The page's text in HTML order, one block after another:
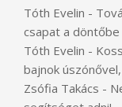
Tóth Evelin -
csapat a döntőbe
Tóth Evelin -
bajnok
Zsófia Takács -